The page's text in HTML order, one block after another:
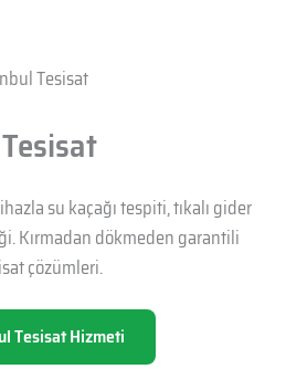
Tesisat
su kaçağı tespiti, tıkalı gider
Kırmadan dökmeden garantili
çözümleri.
Tesisat Hizmeti